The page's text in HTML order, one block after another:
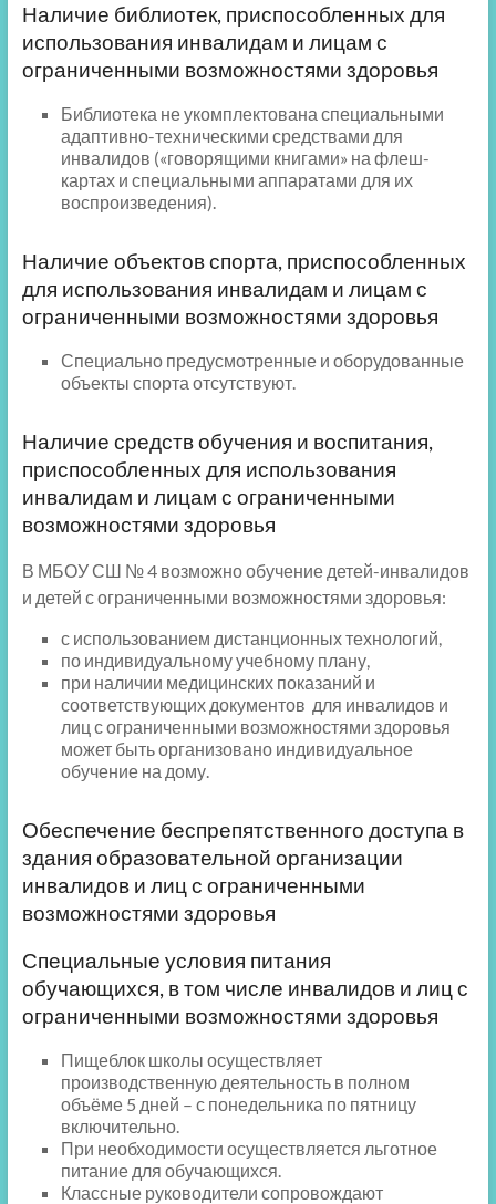
Наличие библиотек, приспособленных для
использования инвалидам и лицам с
ограниченными возможностями здоровья
Библиотека не укомплектована специальными
адаптивно-техническими средствами для
инвалидов («говорящими книгами» на флеш-
картах и специальными аппаратами для их
воспроизведения).
Наличие объектов спорта, приспособленных
для использования инвалидам и лицам с
ограниченными возможностями здоровья
Специально предусмотренные и оборудованные
объекты спорта отсутствуют.
Наличие средств обучения и воспитания,
приспособленных для использования
инвалидам и лицам с ограниченными
возможностями здоровья
В МБОУ СШ № 4 возможно обучение детей-инвалидов
и детей с ограниченными возможностями здоровья:
с использованием дистанционных технологий,
по индивидуальному учебному плану,
при наличии медицинских показаний и
соответствующих документов для инвалидов и
лиц с ограниченными возможностями здоровья
может быть организовано индивидуальное
обучение на дому.
Обеспечение беспрепятственного доступа в
здания образовательной организации
инвалидов и лиц с ограниченными
возможностями здоровья
Специальные условия питания
обучающихся, в том числе инвалидов и лиц с
ограниченными возможностями здоровья
Пищеблок школы осуществляет
производственную деятельность в полном
объёме 5 дней – с понедельника по пятницу
включительно.
При необходимости осуществляется льготное
питание для обучающихся.
Классные руководители сопровождают